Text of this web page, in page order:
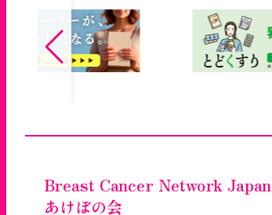
Breast Cancer Network Japan
あけぼの会